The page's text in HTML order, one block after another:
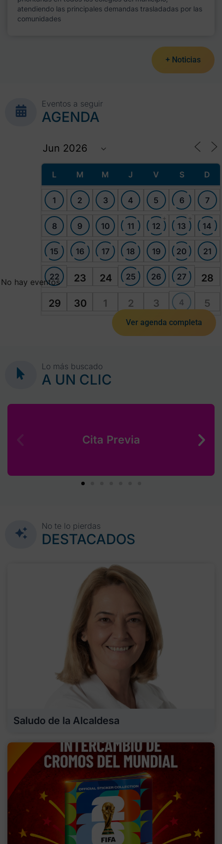
atendiendo las principales demandas trasladadas por las
comunidades
+ Noticias
Eventos a seguir
AGENDA
L M M J V S D
1 2 3 4 5 6 7
8 9 10 11 12
+
13
+
14
15 16 17 18 19 20 21
22 23 24 25 26 27 28
29 30 1 2 3 4 5
No hay eventos
Ver agenda completa
Lo más buscado
A UN CLIC
Cita Previa
No te lo pierdas
DESTACADOS
Saludo de la Alcaldesa